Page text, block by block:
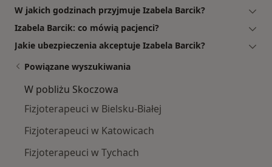
W jakich godzinach przyjmuje Izabela Barcik?
Izabela Barcik: co mówią pacjenci?
Jakie ubezpieczenia akceptuje Izabela Barcik?
Powiązane wyszukiwania
W pobliżu Skoczowa
Fizjoterapeuci w Bielsku-Białej
Fizjoterapeuci w Katowicach
Fizjoterapeuci w Tychach